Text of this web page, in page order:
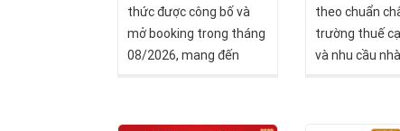
thức được công bố và
mở booking trong tháng
08/2026, mang đến
theo chuẩn
trường thuế
và nhu cầu